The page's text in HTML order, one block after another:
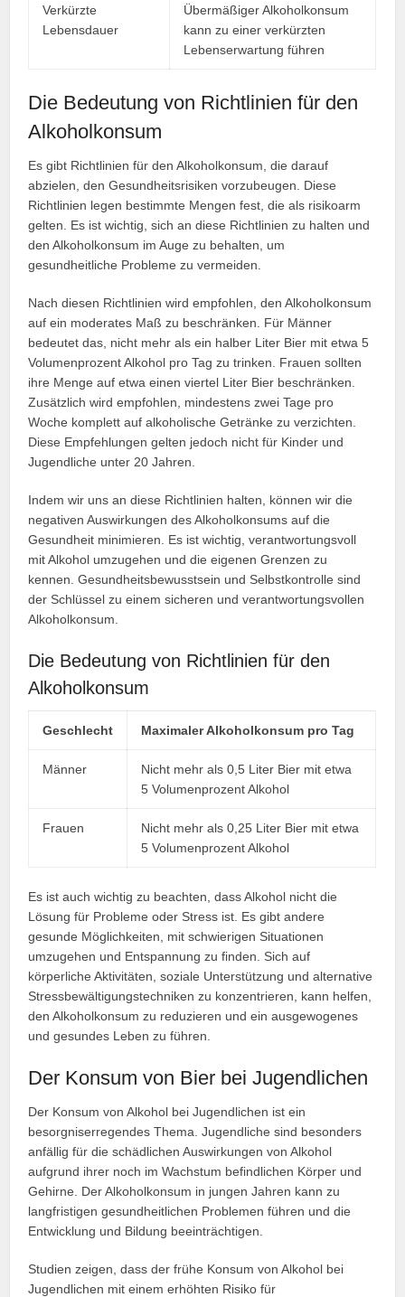
Verkürzte
Lebensdauer
Übermäßiger Alkoholkonsum
kann zu einer verkürzten
Lebenserwartung führen
Die Bedeutung von Richtlinien für den
Alkoholkonsum
Es gibt Richtlinien für den Alkoholkonsum, die darauf
abzielen, den Gesundheitsrisiken vorzubeugen. Diese
Richtlinien legen bestimmte Mengen fest, die als risikoarm
gelten. Es ist wichtig, sich an diese Richtlinien zu halten und
den Alkoholkonsum im Auge zu behalten, um
gesundheitliche Probleme zu vermeiden.
Nach diesen Richtlinien wird empfohlen, den Alkoholkonsum
auf ein moderates Maß zu beschränken. Für Männer
bedeutet das, nicht mehr als ein halber Liter Bier mit etwa 5
Volumenprozent Alkohol pro Tag zu trinken. Frauen sollten
ihre Menge auf etwa einen viertel Liter Bier beschränken.
Zusätzlich wird empfohlen, mindestens zwei Tage pro
Woche komplett auf alkoholische Getränke zu verzichten.
Diese Empfehlungen gelten jedoch nicht für Kinder und
Jugendliche unter 20 Jahren.
Indem wir uns an diese Richtlinien halten, können wir die
negativen Auswirkungen des Alkoholkonsums auf die
Gesundheit minimieren. Es ist wichtig, verantwortungsvoll
mit Alkohol umzugehen und die eigenen Grenzen zu
kennen. Gesundheitsbewusstsein und Selbstkontrolle sind
der Schlüssel zu einem sicheren und verantwortungsvollen
Alkoholkonsum.
Die Bedeutung von Richtlinien für den
Alkoholkonsum
Geschlecht Maximaler Alkoholkonsum pro Tag
Männer
Nicht mehr als 0,5 Liter Bier mit etwa
5 Volumenprozent Alkohol
Frauen
Nicht mehr als 0,25 Liter Bier mit etwa
5 Volumenprozent Alkohol
Es ist auch wichtig zu beachten, dass Alkohol nicht die
Lösung für Probleme oder Stress ist. Es gibt andere
gesunde Möglichkeiten, mit schwierigen Situationen
umzugehen und Entspannung zu finden. Sich auf
körperliche Aktivitäten, soziale Unterstützung und alternative
Stressbewältigungstechniken zu konzentrieren, kann helfen,
den Alkoholkonsum zu reduzieren und ein ausgewogenes
und gesundes Leben zu führen.
Der Konsum von Bier bei Jugendlichen
Der Konsum von Alkohol bei Jugendlichen ist ein
besorgniserregendes Thema. Jugendliche sind besonders
anfällig für die schädlichen Auswirkungen von Alkohol
aufgrund ihrer noch im Wachstum befindlichen Körper und
Gehirne. Der Alkoholkonsum in jungen Jahren kann zu
langfristigen gesundheitlichen Problemen führen und die
Entwicklung und Bildung beeinträchtigen.
Studien zeigen, dass der frühe Konsum von Alkohol bei
Jugendlichen mit einem erhöhten Risiko für